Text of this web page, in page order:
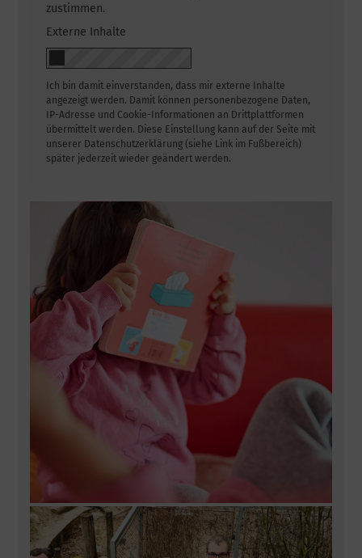
zustimmen.
Externe Inhalte
Ich bin damit einverstanden, dass mir externe Inhalte
angezeigt werden. Damit können personenbezogene Daten,
IP-Adresse und Cookie-Informationen an Drittplattformen
übermittelt werden. Diese Einstellung kann auf der Seite mit
unserer Datenschutzerklärung (siehe Link im Fußbereich)
später jederzeit wieder geändert werden.